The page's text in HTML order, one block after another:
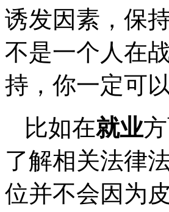
诱发因素，保
不是一个人在
持，你一定可
比如在就业
了解相关法律
位并不会因为